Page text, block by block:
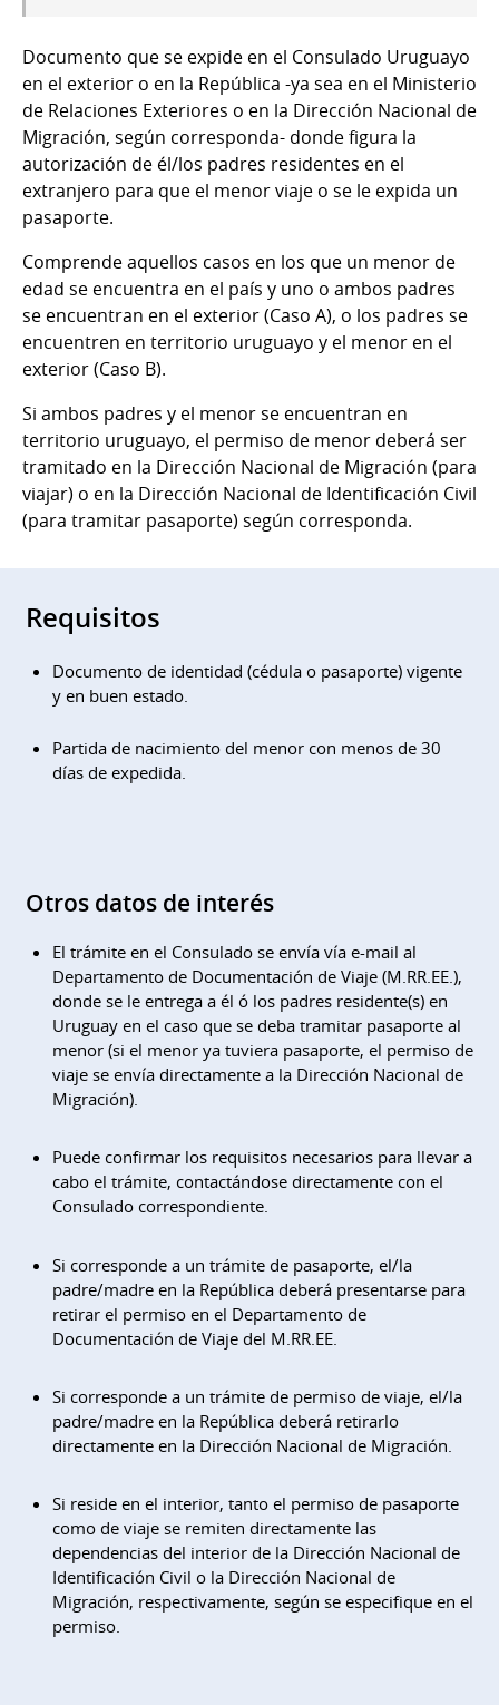
Documento que se expide en el Consulado Uruguayo
en el exterior o en la República -ya sea en el Ministerio
de Relaciones Exteriores o en la Dirección Nacional de
Migración, según corresponda- donde figura la
autorización de él/los padres residentes en el
extranjero para que el menor viaje o se le expida un
pasaporte.
Comprende aquellos casos en los que un menor de
edad se encuentra en el país y uno o ambos padres
se encuentran en el exterior (Caso A), o los padres se
encuentren en territorio uruguayo y el menor en el
exterior (Caso B).
Si ambos padres y el menor se encuentran en
territorio uruguayo, el permiso de menor deberá ser
tramitado en la Dirección Nacional de Migración (para
viajar) o en la Dirección Nacional de Identificación Civil
(para tramitar pasaporte) según corresponda.
Requisitos
Documento de identidad (cédula o pasaporte) vigente
y en buen estado.
Partida de nacimiento del menor con menos de 30
días de expedida.
Otros datos de interés
El trámite en el Consulado se envía vía e-mail al
Departamento de Documentación de Viaje (M.RR.EE.),
donde se le entrega a él ó los padres residente(s) en
Uruguay en el caso que se deba tramitar pasaporte al
menor (si el menor ya tuviera pasaporte, el permiso de
viaje se envía directamente a la Dirección Nacional de
Migración).
Puede confirmar los requisitos necesarios para llevar a
cabo el trámite, contactándose directamente con el
Consulado correspondiente.
Si corresponde a un trámite de pasaporte, el/la
padre/madre en la República deberá presentarse para
retirar el permiso en el Departamento de
Documentación de Viaje del M.RR.EE.
Si corresponde a un trámite de permiso de viaje, el/la
padre/madre en la República deberá retirarlo
directamente en la Dirección Nacional de Migración.
Si reside en el interior, tanto el permiso de pasaporte
como de viaje se remiten directamente las
dependencias del interior de la Dirección Nacional de
Identificación Civil o la Dirección Nacional de
Migración, respectivamente, según se especifique en el
permiso.